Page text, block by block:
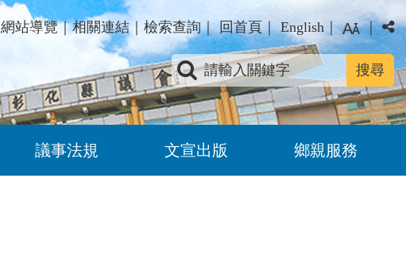
網站導覽｜相關連結 ｜ 檢索查詢｜回首頁｜English ｜ ｜
關鍵字查詢
議事法規 文宣出版 鄉親服務